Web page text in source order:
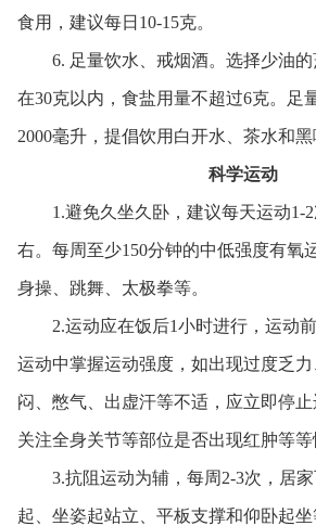
食用，建议每日10-15克。
6. 足量饮水、戒烟酒。选择少油的
在30克以内，食盐用量不超过6克。足
2000毫升，提倡饮用白开水、茶水和黑
科学运动
1.避免久坐久卧，建议每天运动1-2
右。每周至少150分钟的中低强度有氧
身操、跳舞、太极拳等。
2.运动应在饭后1小时进行，运动前
运动中掌握运动强度，如出现过度乏
闷、憋气、出虚汗等不适，应立即停
关注全身关节等部位是否出现红肿等等
3.抗阻运动为辅，每周2-3次，居家
起、坐姿起站立、平板支撑和仰卧起坐